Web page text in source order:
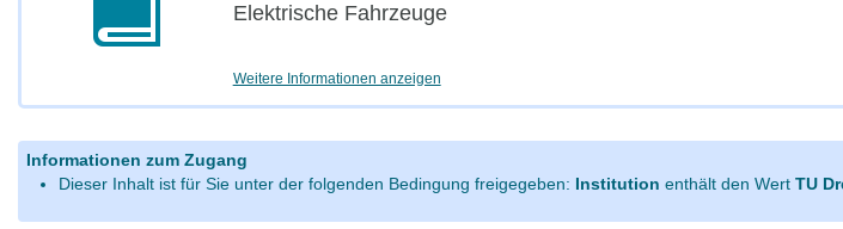
Elektrische Fahrzeuge
Weitere Informationen anzeigen
Informationen zum Zugang
Dieser Inhalt ist für Sie unter der folgenden Bedingung freigegeben:
Institution enthält den Wert TU